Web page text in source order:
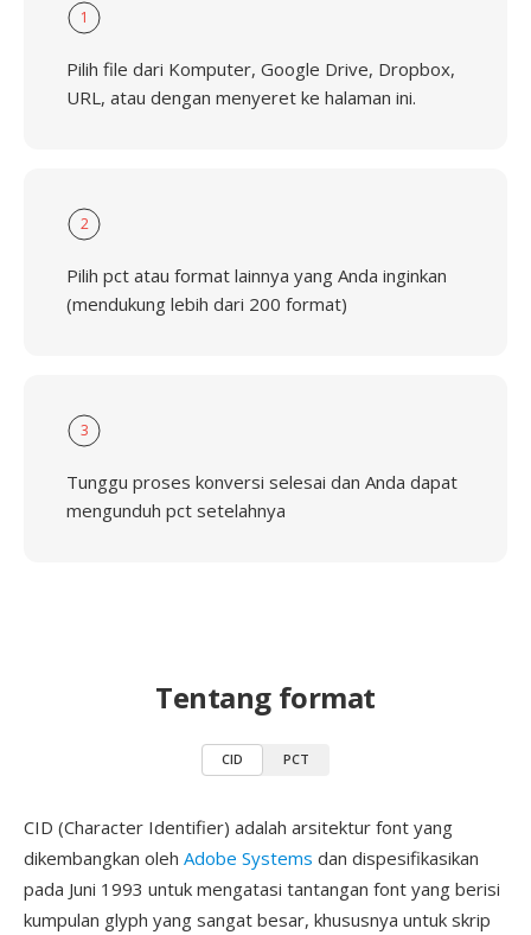
1
Pilih file dari Komputer, Google Drive, Dropbox,
URL, atau dengan menyeret ke halaman ini.
2
Pilih pct atau format lainnya yang Anda inginkan
(mendukung lebih dari 200 format)
3
Tunggu proses konversi selesai dan Anda dapat
mengunduh pct setelahnya
Tentang format
CID PCT
CID (Character Identifier) adalah arsitektur font yang
dikembangkan oleh Adobe Systems dan dispesifikasikan
pada Juni 1993 untuk mengatasi tantangan font yang berisi
kumpulan glyph yang sangat besar, khususnya untuk skrip